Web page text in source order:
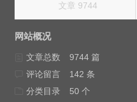
文章 9744
网站概况
文章总数
9744 篇
评论留言
142 条
分类目录
50 个